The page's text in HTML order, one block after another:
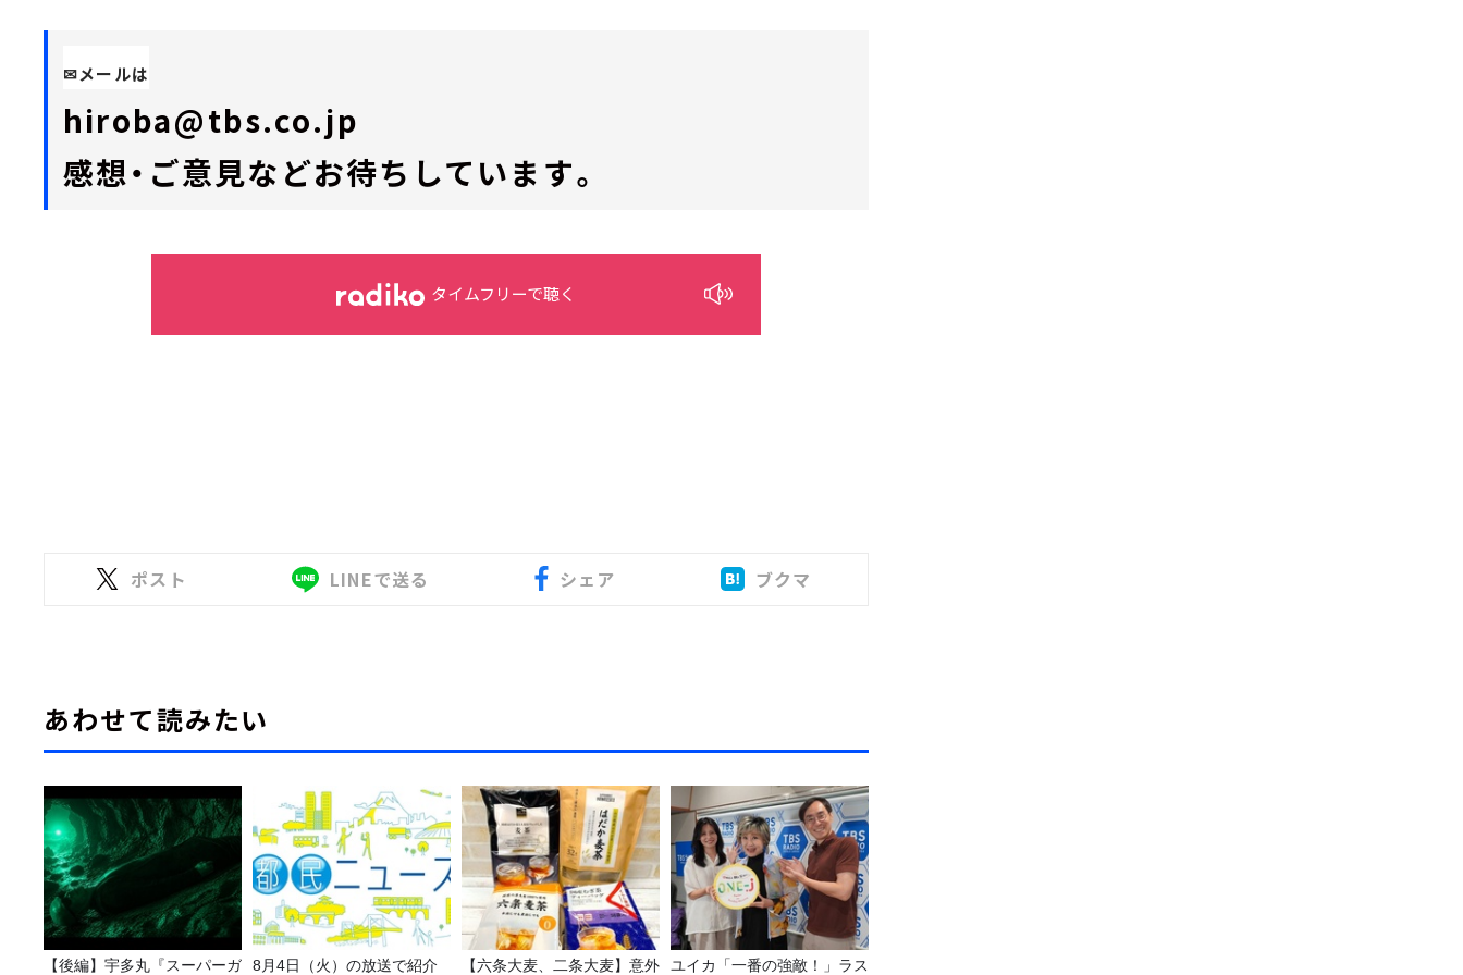
✉メールは
hiroba@tbs.co.jp
感想・ご意見などお待ちしています。
タイムフリーで聴く
ポスト LINEで送る シェア ブクマ
あわせて読みたい
【後編】宇多丸『スーパーガ 8月4日（火）の放送で紹介 【六条大麦、二条大麦】意外 ユイカ「一番の強敵！」ラス